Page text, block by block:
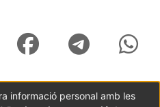
informació personal amb les